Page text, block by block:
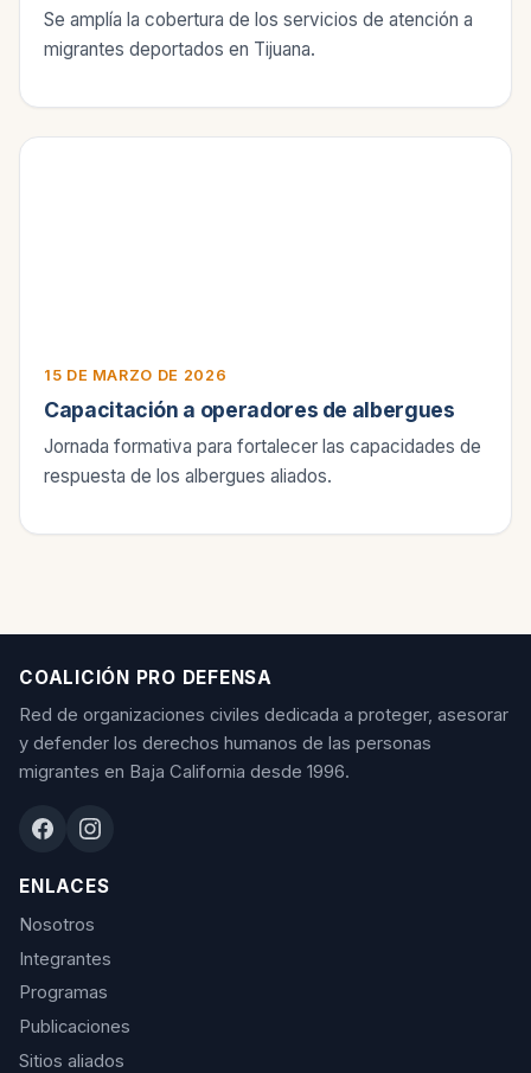
Se amplía la cobertura de los servicios de atención a
migrantes deportados en Tijuana.
15 DE MARZO DE 2026
Capacitación a operadores de albergues
Jornada formativa para fortalecer las capacidades de
respuesta de los albergues aliados.
COALICIÓN PRO DEFENSA
Red de organizaciones civiles dedicada a proteger, asesorar
y defender los derechos humanos de las personas
migrantes en Baja California desde 1996.
ENLACES
Nosotros
Integrantes
Programas
Publicaciones
Sitios aliados